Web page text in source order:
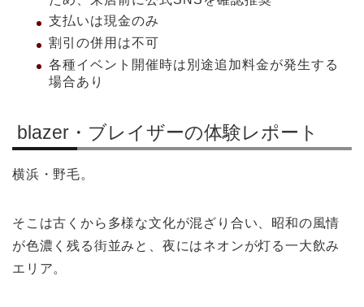
支払いは現金のみ
割引の併用は不可
各種イベント開催時は別途追加料金が発生する
場合あり
blazer・ブレイザーの体験レポート
横浜・野毛。
そこは古くから多様な文化が混ざり合い、昭和の風情
が色濃く残る街並みと、夜にはネオンが灯る一大飲み
エリア。